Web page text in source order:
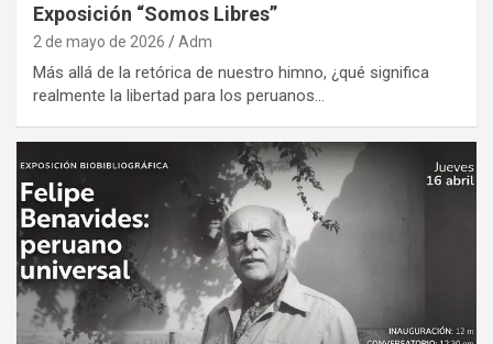
Exposición “Somos Libres”
2 de mayo de 2026 Adm
Más allá de la retórica de nuestro himno, ¿qué significa
realmente la libertad para los peruanos…